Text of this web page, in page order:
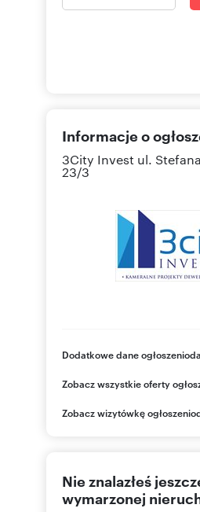
Informacje o
3City Invest ul.
23/3
Dodatkowe dane
ul. Stefana Batorego 23/3
pomorskie
790 30
Zobacz wszystkie oferty
Zobacz wizytówkę
Nie znalazłeś
wymarzonej